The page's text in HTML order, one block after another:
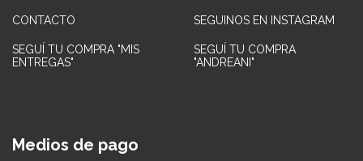
CONTACTO SEGUINOS EN INSTAGRAM
SEGUÍ TU COMPRA "MIS
ENTREGAS"
SEGUÍ TU COMPRA
"ANDREANI"
Medios de pago